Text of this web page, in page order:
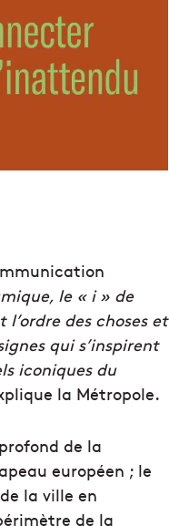
le « i » de
des choses et
qui s’inspirent
iconiques du
la Métropole.
de la
européen ; le
la ville en
de la